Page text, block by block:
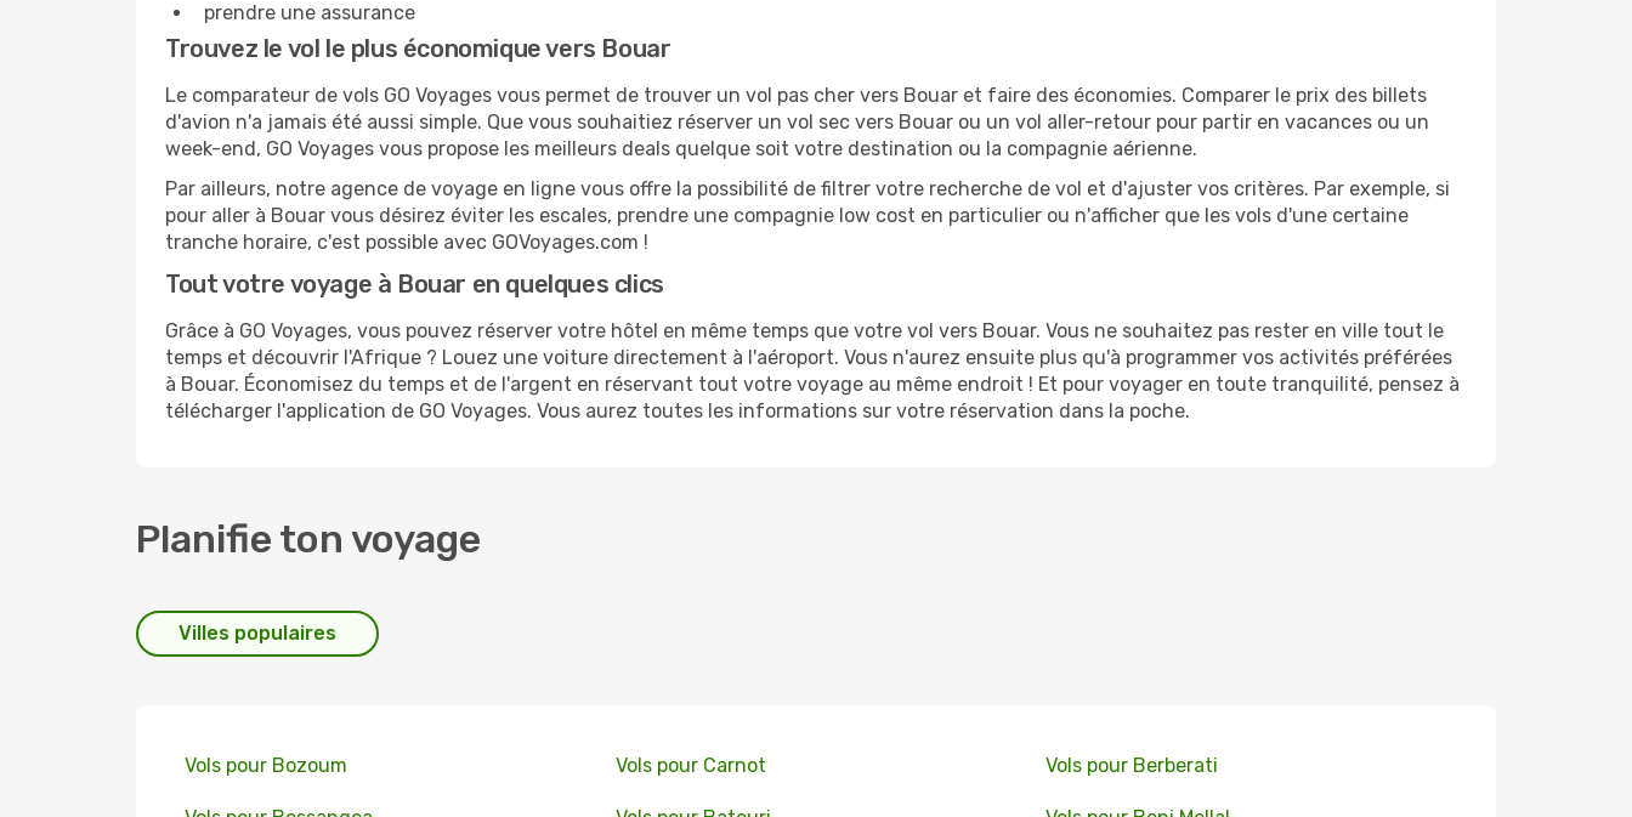
prendre une assurance
Trouvez le vol le plus économique vers Bouar
Le comparateur de vols GO Voyages vous permet de trouver un vol pas cher vers Bouar et faire des économies. Comparer le prix des billets
d'avion n'a jamais été aussi simple. Que vous souhaitiez réserver un vol sec vers Bouar ou un vol aller-retour pour partir en vacances ou un
week-end, GO Voyages vous propose les meilleurs deals quelque soit votre destination ou la compagnie aérienne.
Par ailleurs, notre agence de voyage en ligne vous offre la possibilité de filtrer votre recherche de vol et d'ajuster vos critères. Par exemple, si
pour aller à Bouar vous désirez éviter les escales, prendre une compagnie low cost en particulier ou n'afficher que les vols d'une certaine
tranche horaire, c'est possible avec GOVoyages.com !
Tout votre voyage à Bouar en quelques clics
Grâce à GO Voyages, vous pouvez réserver votre hôtel en même temps que votre vol vers Bouar. Vous ne souhaitez pas rester en ville tout le
temps et découvrir l'Afrique ? Louez une voiture directement à l'aéroport. Vous n'aurez ensuite plus qu'à programmer vos activités préférées
à Bouar. Économisez du temps et de l'argent en réservant tout votre voyage au même endroit ! Et pour voyager en toute tranquilité, pensez à
télécharger l'application de GO Voyages. Vous aurez toutes les informations sur votre réservation dans la poche.
Planifie ton voyage
Villes populaires
Vols pour Bozoum Vols pour Carnot Vols pour Berberati